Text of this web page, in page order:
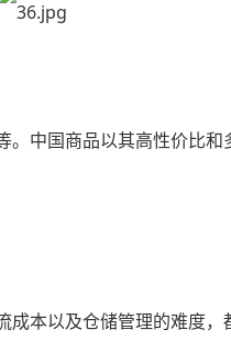
中国商品以其高性价比
本以及仓储管理的难度